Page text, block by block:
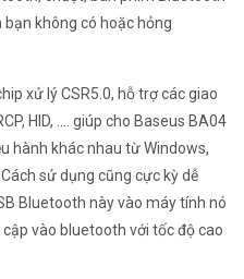
không có hoặc hỏng
xử lý CSR5.0, hỗ trợ các giao
HID, .... giúp cho Baseus BA04
hành khác nhau từ Windows,
sử dụng cũng cực kỳ dễ
Bluetooth này vào máy tính nó
vào bluetooth với tốc độ cao